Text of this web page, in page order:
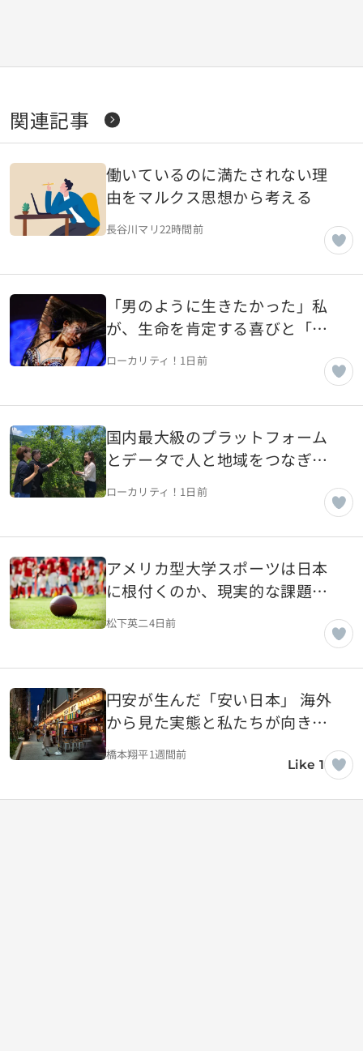
関連記事
働いているのに満たされない理
由をマルクス思想から考える
長谷川マリ22時間前
「男のように生きたかった」私
が、生命を肯定する喜びと「祈
り」のベリーダンスで解き放た
ローカリティ！ 1日前
国内最大級のプラットフォーム
とデータで人と地域をつなぎ、
「地域の稼ぐ力を底上げ」。楽
天が取り組む地域創生【東京都
ローカリティ！ 1日前
アメリカ型大学スポーツは日本
に根付くのか、現実的な課題を
考える
松下英二4日前
円安が生んだ「安い日本」 海外
から見た実態と私たちが向き合
うべき現実
橋本翔平1週間前
Like 1